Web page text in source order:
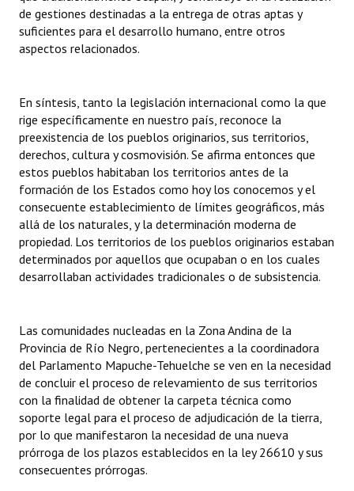
de gestiones destinadas a la entrega de otras aptas y
suficientes para el desarrollo humano, entre otros
aspectos relacionados.
En síntesis, tanto la legislación internacional como la que
rige específicamente en nuestro país, reconoce la
preexistencia de los pueblos originarios, sus territorios,
derechos, cultura y cosmovisión. Se afirma entonces que
estos pueblos habitaban los territorios antes de la
formación de los Estados como hoy los conocemos y el
consecuente establecimiento de límites geográficos, más
allá de los naturales, y la determinación moderna de
propiedad. Los territorios de los pueblos originarios estaban
determinados por aquellos que ocupaban o en los cuales
desarrollaban actividades tradicionales o de subsistencia.
Las comunidades nucleadas en la Zona Andina de la
Provincia de Río Negro, pertenecientes a la coordinadora
del Parlamento Mapuche-Tehuelche se ven en la necesidad
de concluir el proceso de relevamiento de sus territorios
con la finalidad de obtener la carpeta técnica como
soporte legal para el proceso de adjudicación de la tierra,
por lo que manifestaron la necesidad de una nueva
prórroga de los plazos establecidos en la ley 26610 y sus
consecuentes prórrogas.